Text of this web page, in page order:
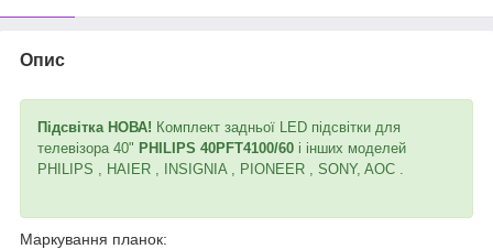
Опис
Підсвітка НОВА! Комплект задньої LED підсвітки для
телевізора 40" PHILIPS 40PFT4100/60 і інших моделей
PHILIPS , HAIER , INSIGNIA , PIONEER , SONY, AOC .
Маркування планок: